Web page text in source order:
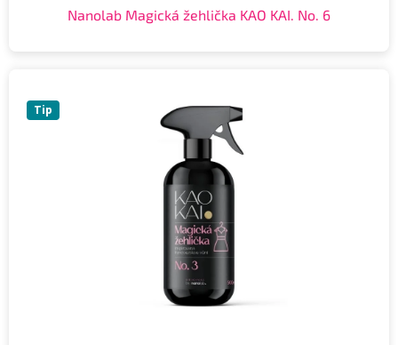
Nanolab Magická žehlička KAO KAI. No. 6
Tip